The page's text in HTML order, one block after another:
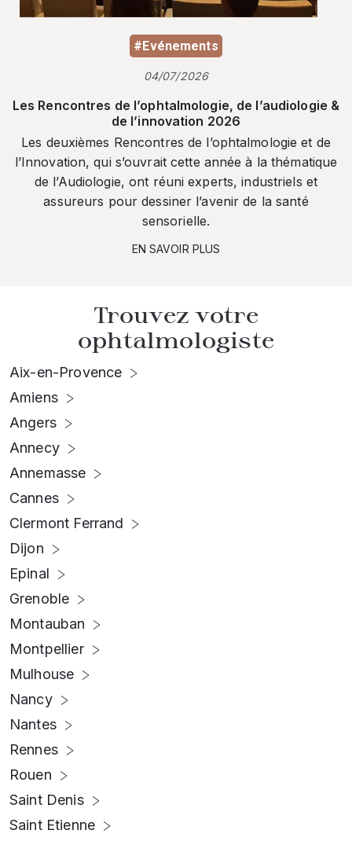
#Evénements
04/07/2026
Les Rencontres de l’ophtalmologie, de l’audiologie &
de l’innovation 2026
Les deuxièmes Rencontres de l’ophtalmologie et de
l’Innovation, qui s’ouvrait cette année à la thématique
de l’Audiologie, ont réuni experts, industriels et
assureurs pour dessiner l’avenir de la santé
sensorielle.
EN SAVOIR PLUS
Trouvez votre
ophtalmologiste
Aix-en-Provence
Amiens
Angers
Annecy
Annemasse
Cannes
Clermont Ferrand
Dijon
Epinal
Grenoble
Montauban
Montpellier
Mulhouse
Nancy
Nantes
Rennes
Rouen
Saint Denis
Saint Etienne